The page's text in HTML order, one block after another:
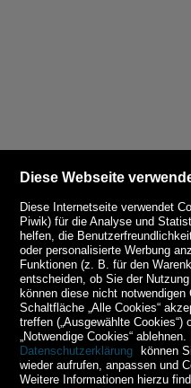
Diese Webseite
Diese Internetseite verwendet
Piwik) für die Analyse und
helfen, die
oder personalisierte Werbung
Funktionen (z. B. für den
entscheiden, ob Sie der
können diese nicht
Schaltfläche „Alle Cookies“
treffen („Ausgewählte
„Notwendige Cookies“ ablehnen.
Datenschutzerklärung können
wieder aufrufen, anpassen und
Weitere Informationen hierzu